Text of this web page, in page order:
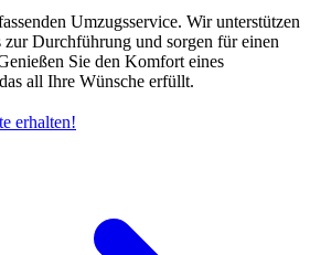
Umzugsservice. Wir unterstützen
zur Durchführung und sorgen für einen
Sie den Komfort eines
all Ihre Wünsche erfüllt.
erhalten!